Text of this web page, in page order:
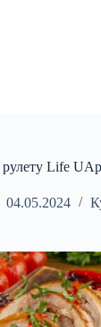
рулету Life
04.05.2024